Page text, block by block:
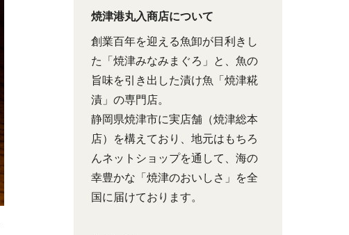
焼津港丸入商店について
創業百年を迎える魚卸が目利きし
た「焼津みなみまぐろ」と、魚の
旨味を引き出した漬け魚「焼津糀
漬」の専門店。
静岡県焼津市に実店舗（焼津総本
店）を構えており、地元はもちろ
んネットショップを通して、海の
幸豊かな「焼津のおいしさ」を全
国に届けております。